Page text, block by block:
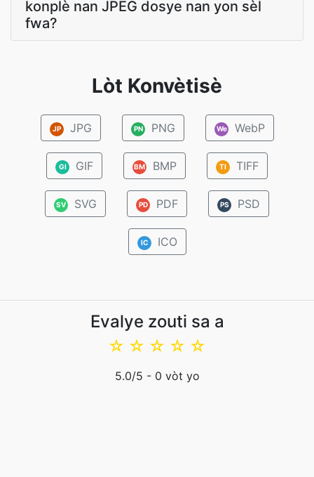
konplè nan JPEG dosye nan yon sèl
fwa?
Lòt Konvètisè
JP JPG PN PNG We WebP
GI GIF BM BMP TI TIFF
SV SVG PD PDF PS PSD
IC ICO
Evalye zouti sa a
☆
☆
☆
☆
☆
5.0/5 - 0 vòt yo